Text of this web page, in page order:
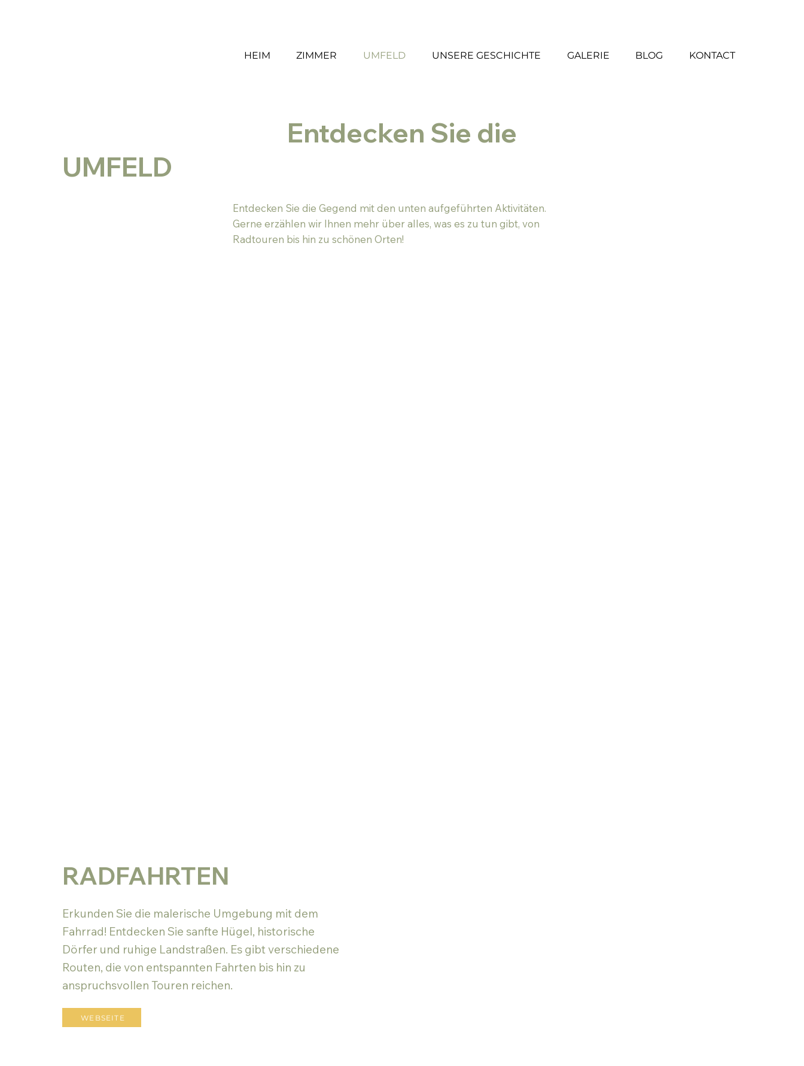
HEIM ZIMMER UMFELD UNSERE GESCHICHTE GALERIE BLOG KONTACT
Entdecken Sie die
UMFELD
Entdecken Sie die Gegend mit den unten aufgeführten Aktivitäten.
Gerne erzählen wir Ihnen mehr über alles, was es zu tun gibt, von
Radtouren bis hin zu schönen Orten!
RADFAHRTEN
Erkunden Sie die malerische Umgebung mit dem
Fahrrad! Entdecken Sie sanfte Hügel, historische
Dörfer und ruhige Landstraßen. Es gibt verschiedene
Routen, die von entspannten Fahrten bis hin zu
anspruchsvollen Touren reichen.
WEBSEITE